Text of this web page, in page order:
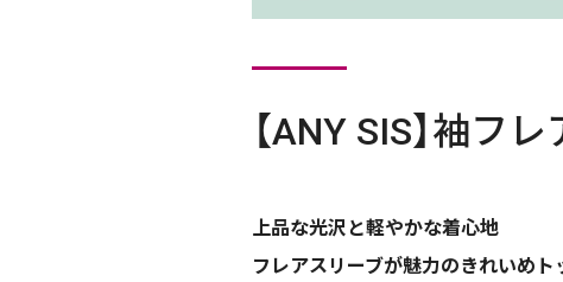
【ANY SIS】袖フ
上品な光沢と軽やかな着心地
フレアスリーブが魅力のきれいめト